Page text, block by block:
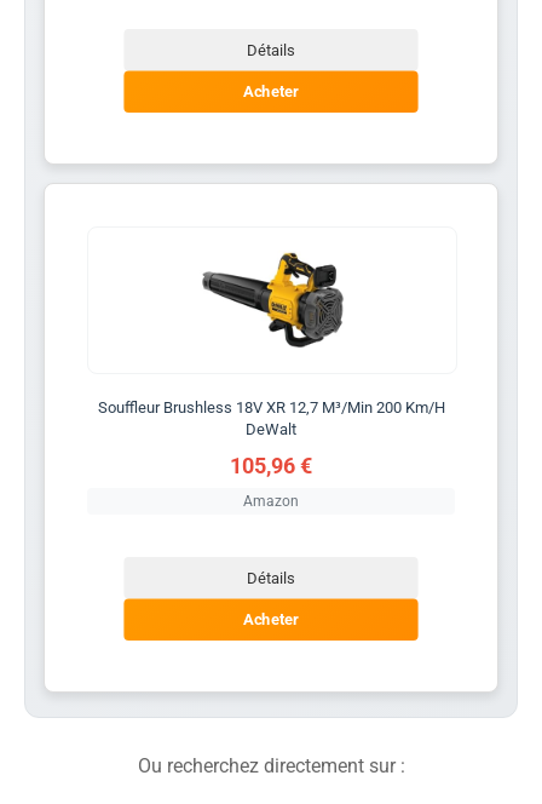
Détails
Acheter
Souffleur Brushless 18V XR 12,7 M³/Min 200 Km/H
DeWalt
105,96 €
Amazon
Détails
Acheter
Ou recherchez directement sur :